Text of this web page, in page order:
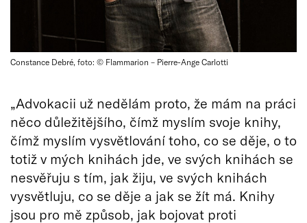
Constance Debré, foto: © Flammarion – Pierre-Ange Carlotti
„Advokacii už nedělám proto, že mám na práci
něco důležitějšího, čímž myslím svoje knihy,
čímž myslím vysvětlování toho, co se děje, o to
totiž v mých knihách jde, ve svých knihách se
nesvěřuju s tím, jak žiju, ve svých knihách
vysvětluju, co se děje a jak se žít má. Knihy
jsou pro mě způsob, jak bojovat proti